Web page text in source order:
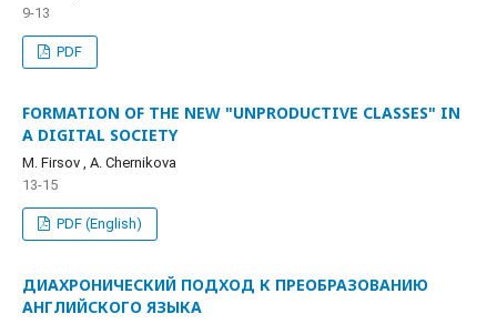
9-13
PDF
FORMATION OF THE NEW "UNPRODUCTIVE CLASSES" IN
A DIGITAL SOCIETY
M. Firsov , A. Chernikova
13-15
PDF (English)
ДИАХРОНИЧЕСКИЙ ПОДХОД К ПРЕОБРАЗОВАНИЮ
АНГЛИЙСКОГО ЯЗЫКА